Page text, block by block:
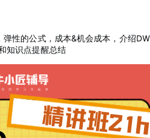
性的公式，成本&机会成本，介绍
知识点提醒总结